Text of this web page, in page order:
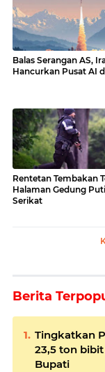
Balas Serangan AS,
Hancurkan Pusat AI
Rentetan Tembakan
Halaman Gedung
Serikat
Berita
Tingkatkan
23,5 ton
Bupati